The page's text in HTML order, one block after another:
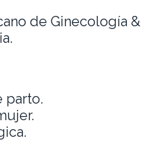
de Ginecología &
parto.